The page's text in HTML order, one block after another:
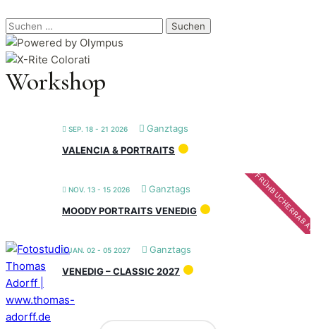
Suchen
nach:
Workshop
SEP. 18 - 21 2026
Ganztags
VALENCIA & PORTRAITS
NOV. 13 - 15 2026 Ganztags
MOODY PORTRAITS VENEDIG
JAN. 02 - 05 2027
Ganztags
VENEDIG – CLASSIC 2027